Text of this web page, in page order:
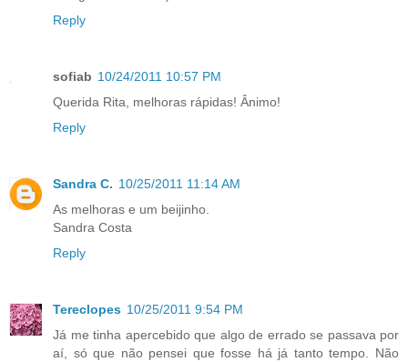
Reply
sofiab 10/24/2011 10:57 PM
Querida Rita, melhoras rápidas! Ânimo!
Reply
Sandra C. 10/25/2011 11:14 AM
As melhoras e um beijinho.
Sandra Costa
Reply
Tereclopes 10/25/2011 9:54 PM
Já me tinha apercebido que algo de errado se passava por
aí, só que não pensei que fosse há já tanto tempo. Não